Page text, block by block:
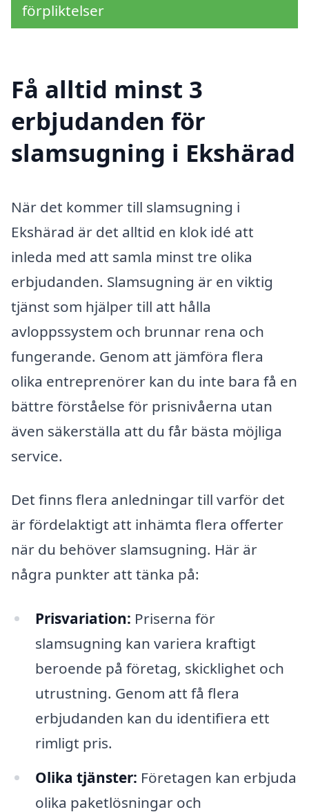
förpliktelser
Få alltid minst 3
erbjudanden för
slamsugning i Ekshärad
När det kommer till slamsugning i
Ekshärad är det alltid en klok idé att
inleda med att samla minst tre olika
erbjudanden. Slamsugning är en viktig
tjänst som hjälper till att hålla
avloppssystem och brunnar rena och
fungerande. Genom att jämföra flera
olika entreprenörer kan du inte bara få en
bättre förståelse för prisnivåerna utan
även säkerställa att du får bästa möjliga
service.
Det finns flera anledningar till varför det
är fördelaktigt att inhämta flera offerter
när du behöver slamsugning. Här är
några punkter att tänka på:
Prisvariation: Priserna för
slamsugning kan variera kraftigt
beroende på företag, skicklighet och
utrustning. Genom att få flera
erbjudanden kan du identifiera ett
rimligt pris.
Olika tjänster: Företagen kan erbjuda
olika paketlösningar och